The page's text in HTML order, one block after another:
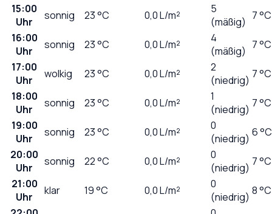
15:00
Uhr
sonnig 23°C 0,0L/m²
5
(mäßig) 7 °C
16:00
Uhr
sonnig 23°C 0,0L/m²
4
(mäßig) 7 °C
17:00
Uhr
wolkig 23°C 0,0L/m²
2
(niedrig) 7 °C
18:00
Uhr
sonnig 23°C 0,0L/m²
1
(niedrig) 7 °C
19:00
Uhr
sonnig 23°C 0,0L/m²
0
(niedrig) 6 °C
20:00
Uhr
sonnig 22°C 0,0L/m²
0
(niedrig) 7 °C
21:00
Uhr
klar 19°C 0,0L/m²
0
(niedrig) 8 °C